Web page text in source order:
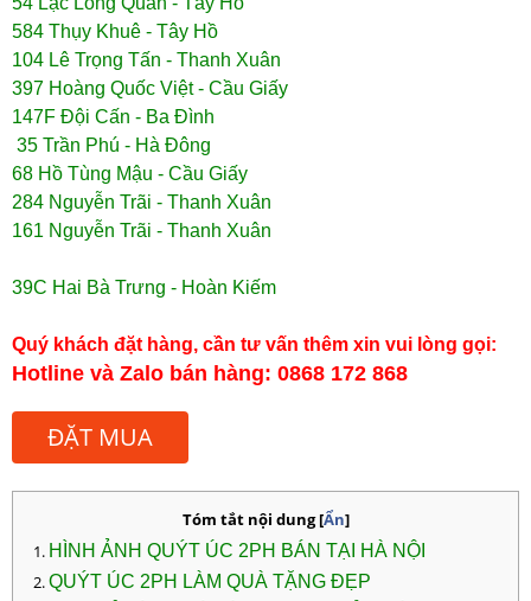
584 Thụy Khuê - Tây Hồ
104 Lê Trọng Tấn - Thanh Xuân
397 Hoàng Quốc Việt - Cầu Giấy
147F Đội Cấn - Ba Đình
35 Trần Phú - Hà Đông
68 Hồ Tùng Mậu - Cầu Giấy
284 Nguyễn Trãi - Thanh Xuân
161 Nguyễn Trãi - Thanh Xuân
39C Hai Bà Trưng - Hoàn Kiếm
Quý khách đặt hàng, cần tư vấn thêm xin vui lòng gọi:
Hotline và Zalo bán hàng: 0868 172 868
ĐẶT MUA
Tóm tắt nội dung[Ẩn]
HÌNH ẢNH QUÝT ÚC 2PH BÁN TẠI HÀ NỘI
QUÝT ÚC 2PH LÀM QUÀ TẶNG ĐẸP